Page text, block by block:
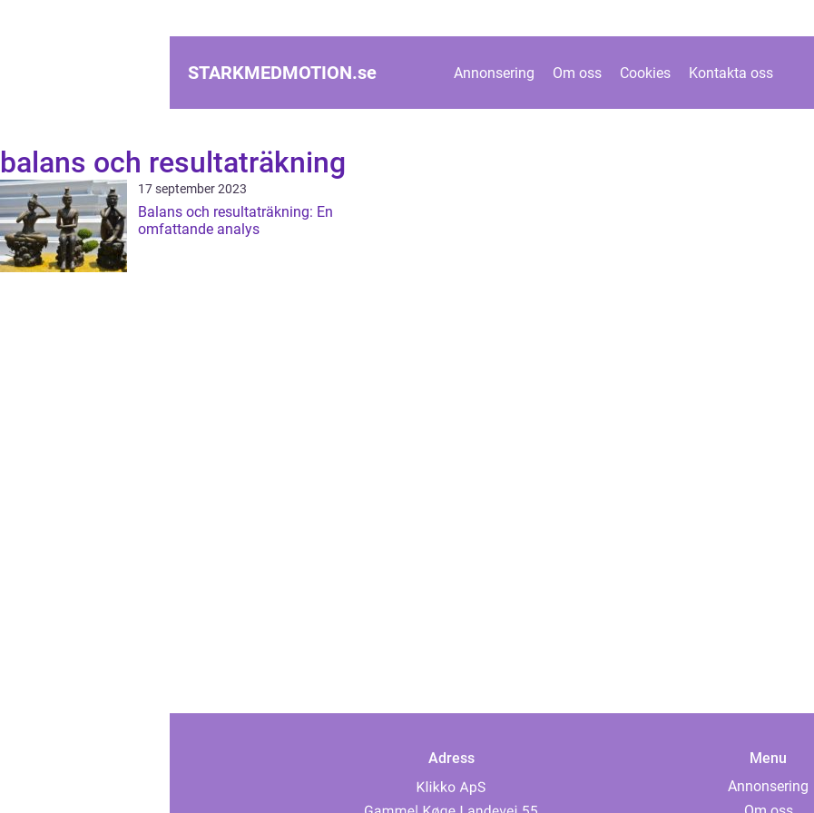
STARKMEDMOTION.se Annonsering Om oss Cookies Kontakta oss
balans och resultaträkning
17 september 2023
Balans och resultaträkning: En
omfattande analys
Adress
Menu
Annonsering